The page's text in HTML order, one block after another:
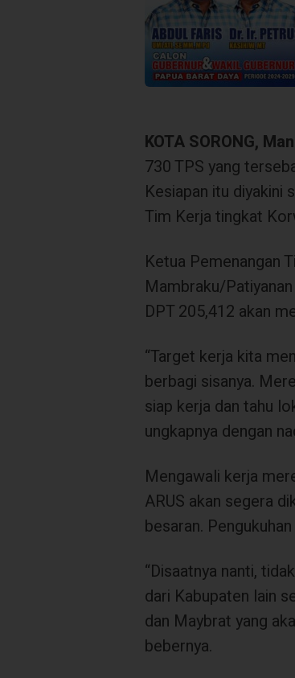
KOTA SORONG,
730 TPS yang
Kesiapan itu diyakini
Tim Kerja tingkat
Ketua Pemenangan
Mambraku/
DPT 205,412 akan
“Target kerja kita
berbagi sisanya.
siap kerja dan tahu
ungkapnya dengan
Mengawali kerja
ARUS akan segera
besaran.
“Disaatnya nanti,
dari Kabupaten lain
dan Maybrat yang
bebernya.